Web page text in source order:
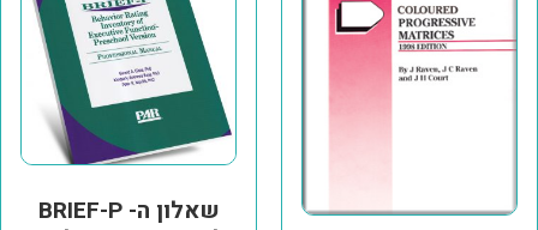
שאלון ה- BRIEF-P